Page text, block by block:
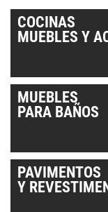
COCINAS
MUEBLES Y
MUEBLES
PARA BAÑOS
PAVIMENTOS
Y